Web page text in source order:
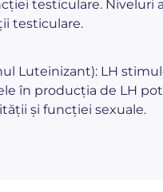
testiculare.
testiculare.
Luteinizant): LH
în producția de LH
și funcției sexuale.